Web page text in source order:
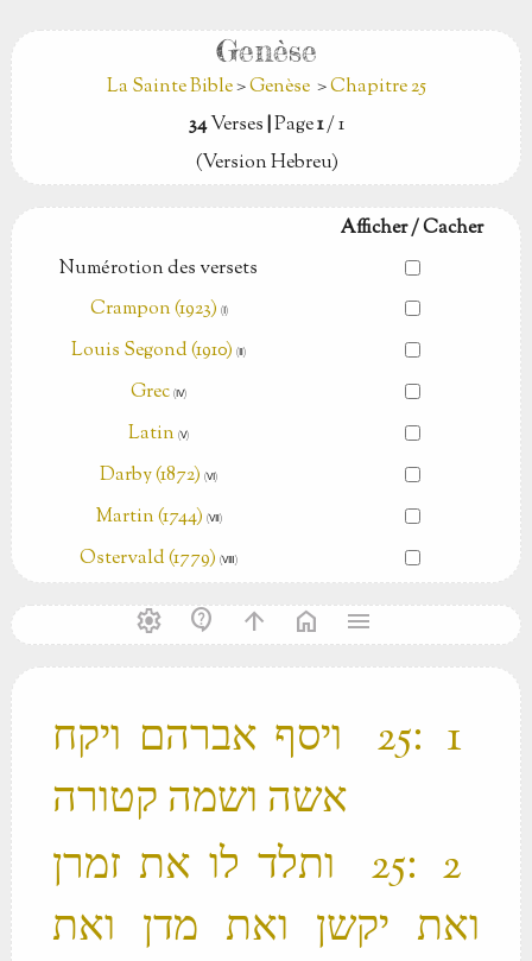
Genèse
La Sainte Bible>Genèse >Chapitre 25
34Verses|Page1/ 1
(Version Hebreu)
Afficher / Cacher
Numérotion des versets
Crampon (1923) (Ⅰ)
Louis Segond (1910)(Ⅱ)
Grec (Ⅳ)
Latin (Ⅴ)
Darby (1872) (Ⅵ)
Martin (1744) (Ⅶ)
Ostervald (1779) (Ⅷ)
settings contact_support arrow_upward home menu
‫ 1 ׃25 ויסף אברהם ויקח
‫ 2 ׃25 ותלד לו את זמרן
ואת יקשן ואת מדן ואת